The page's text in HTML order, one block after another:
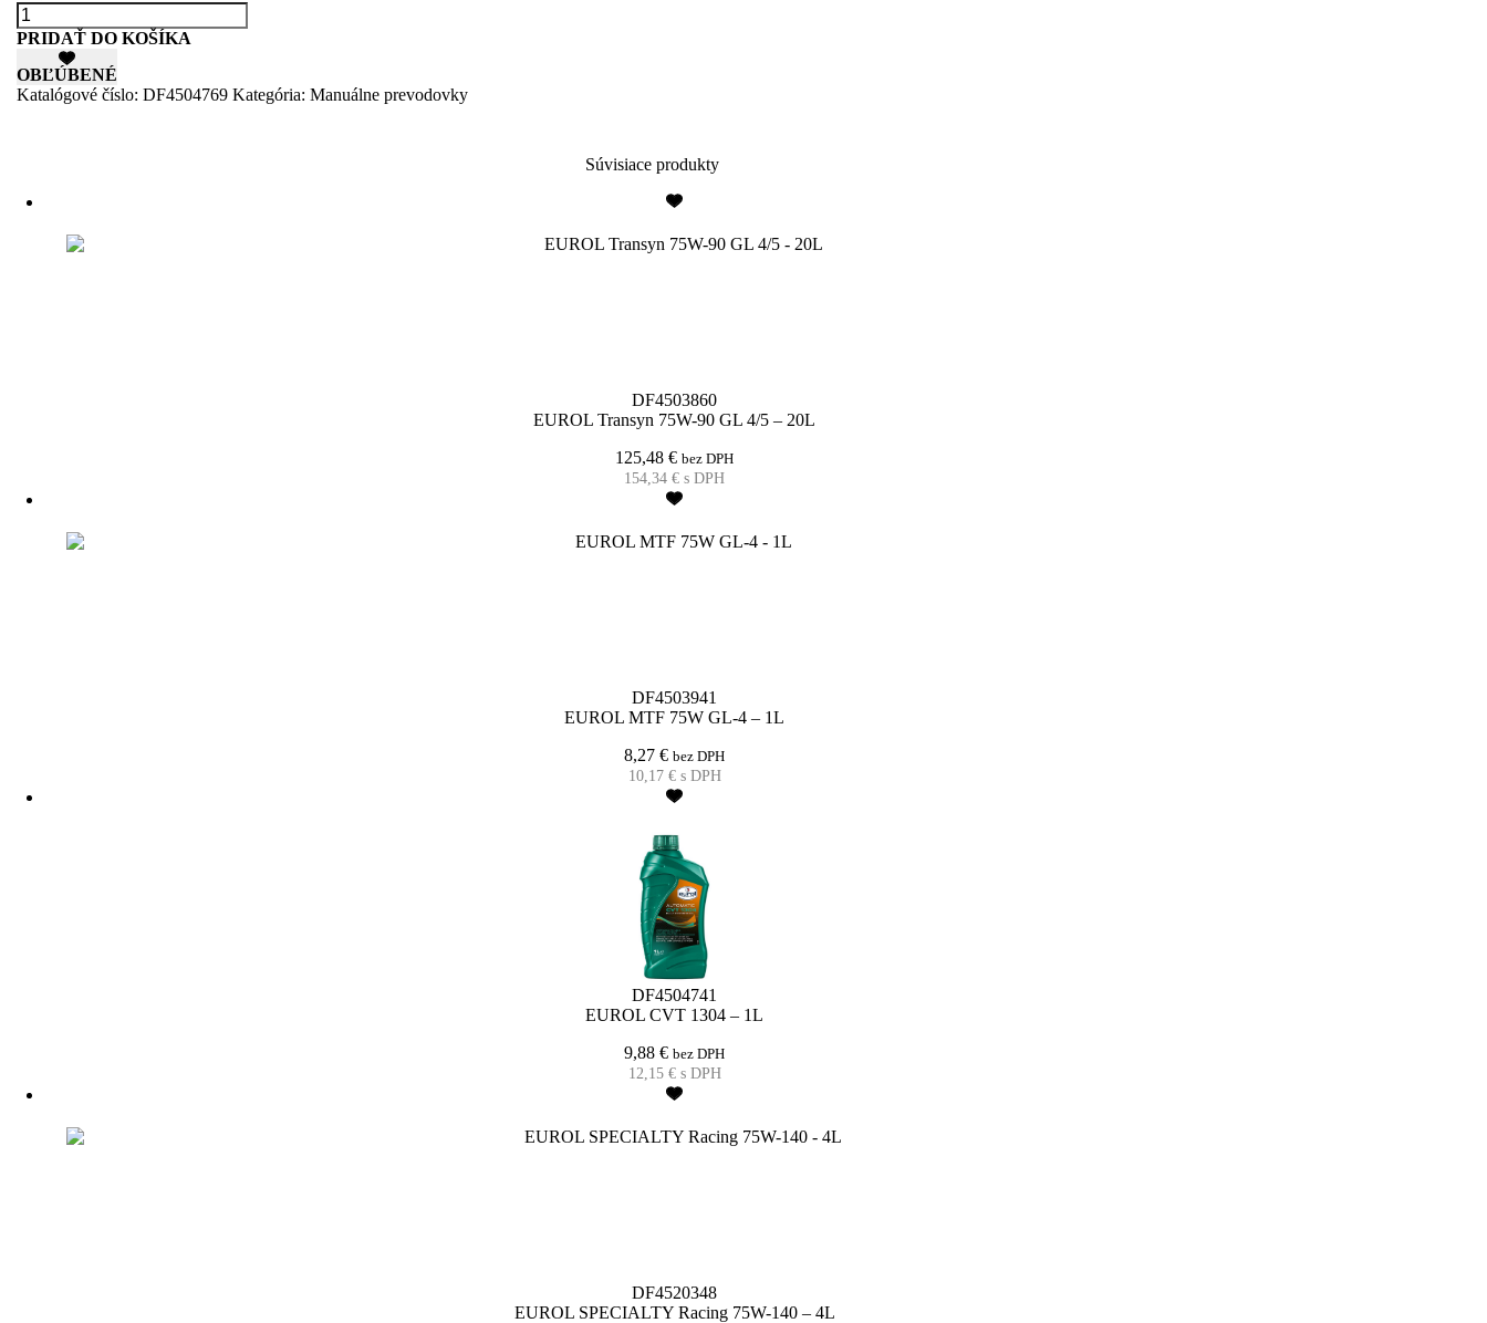
množstvo
EUROL
CVT
1304
-
60L
PRIDAŤ DO KOŠÍKA
OBĽÚBENÉ
Katalógové číslo: DF4504769 Kategória: Manuálne prevodovky
Súvisiace produkty
DF4503860
EUROL Transyn 75W-90 GL 4/5 – 20L
125,48€ bez DPH
154,34€ s DPH
DF4503941
EUROL MTF 75W GL-4 – 1L
8,27€ bez DPH
10,17 €s DPH
DF4504741
EUROL CVT 1304 – 1L
9,88€ bez DPH
12,15 €s DPH
DF4520348
EUROL SPECIALTY Racing 75W-140 – 4L